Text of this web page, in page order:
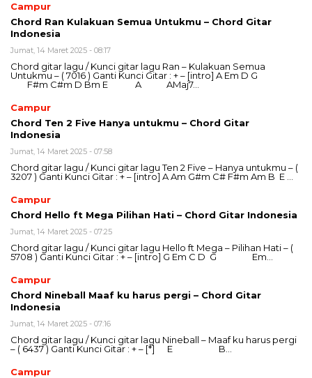
Campur
Chord Ran Kulakuan Semua Untukmu – Chord Gitar
Indonesia
Jumat, 14 Maret 2025 - 08:17
Chord gitar lagu / Kunci gitar lagu Ran – Kulakuan Semua
Untukmu – ( 7016 ) Ganti Kunci Gitar : + – [intro] A Em D G
F#m C#m D Bm E A AMaj7…
Campur
Chord Ten 2 Five Hanya untukmu – Chord Gitar
Indonesia
Jumat, 14 Maret 2025 - 07:58
Chord gitar lagu / Kunci gitar lagu Ten 2 Five – Hanya untukmu – (
3207 ) Ganti Kunci Gitar : + – [intro] A Am G#m C# F#m Am B E …
Campur
Chord Hello ft Mega Pilihan Hati – Chord Gitar Indonesia
Jumat, 14 Maret 2025 - 07:25
Chord gitar lagu / Kunci gitar lagu Hello ft Mega – Pilihan Hati – (
5708 ) Ganti Kunci Gitar : + – [intro] G Em C D G Em…
Campur
Chord Nineball Maaf ku harus pergi – Chord Gitar
Indonesia
Jumat, 14 Maret 2025 - 07:16
Chord gitar lagu / Kunci gitar lagu Nineball – Maaf ku harus pergi
– ( 6437 ) Ganti Kunci Gitar : + – [*] E B…
Campur